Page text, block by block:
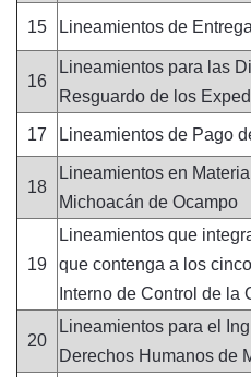
15 Lineamientos de
16
Lineamientos para las
Resguardo de los
17 Lineamientos de Pago
18
Lineamientos en
Michoacán de Ocampo
19
Lineamientos que
que contenga a los
Interno de Control de
20
Lineamientos para el
Derechos Humanos de